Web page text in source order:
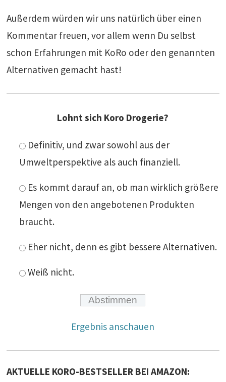
Außerdem würden wir uns natürlich über einen
Kommentar freuen, vor allem wenn Du selbst
schon Erfahrungen mit KoRo oder den genannten
Alternativen gemacht hast!
Lohnt sich Koro Drogerie?
Definitiv, und zwar sowohl aus der
Umweltperspektive als auch finanziell.
Es kommt darauf an, ob man wirklich größere
Mengen von den angebotenen Produkten
braucht.
Eher nicht, denn es gibt bessere Alternativen.
Weiß nicht.
Ergebnis anschauen
AKTUELLE KORO-BESTSELLER BEI AMAZON: